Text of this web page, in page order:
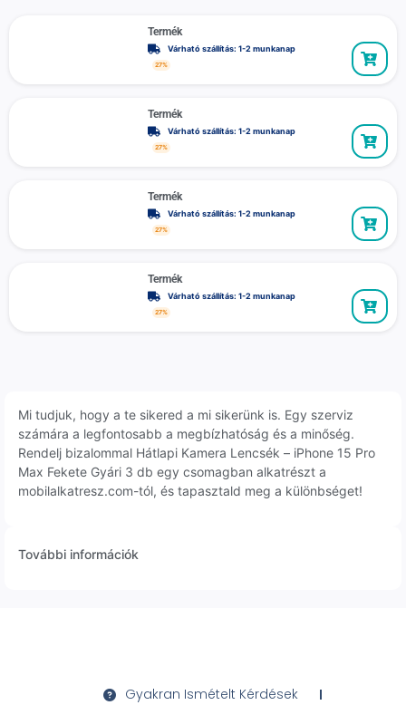
Termék
Várható szállítás: 1-2 munkanap
27%
Termék
Várható szállítás: 1-2 munkanap
27%
Termék
Várható szállítás: 1-2 munkanap
27%
Termék
Várható szállítás: 1-2 munkanap
27%
Mi tudjuk, hogy a te sikered a mi sikerünk is. Egy szerviz
számára a legfontosabb a megbízhatóság és a minőség.
Rendelj bizalommal Hátlapi Kamera Lencsék – iPhone 15 Pro
Max Fekete Gyári 3 db egy csomagban alkatrészt a
mobilalkatresz.com-tól, és tapasztald meg a különbséget!
További információk
Gyakran Ismételt Kérdések